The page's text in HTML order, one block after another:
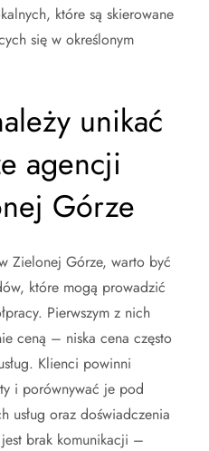
które są skierowane
się w określonym
unikać
agencji
Górze
Zielonej Górze, warto być
które mogą prowadzić
Pierwszym z nich
ceną – niska cena często
Klienci powinni
i porównywać je pod
usług oraz doświadczenia
brak komunikacji –